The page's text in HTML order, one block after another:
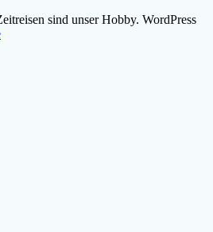
sind unser Hobby. WordPress